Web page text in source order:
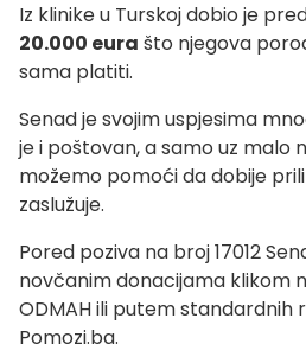
Iz klinike u Turskoj dobio je
20.000 eura što njegova
sama platiti.
Senad je svojim uspjesima
je i poštovan, a samo uz malo
možemo pomoći da dobije
zaslužuje.
Pored poziva na broj 17012
novčanim donacijama klikom
ODMAH ili putem standardnih
Pomozi.ba.